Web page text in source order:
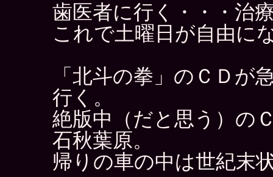
歯医者に行く・・・治
これで土曜日が自由に
「北斗の拳」のＣＤが
行く。
絶版中（だと思う）の
石秋葉原。
帰りの車の中は世紀末